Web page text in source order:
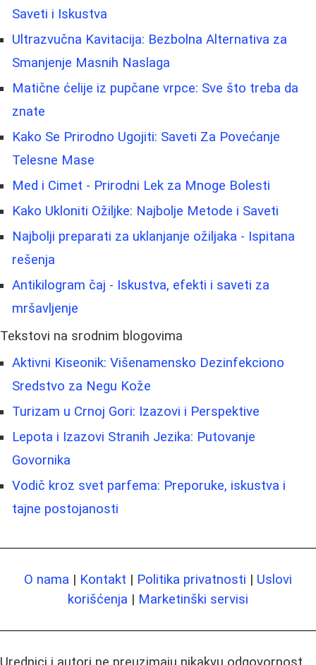
Saveti i Iskustva
Ultrazvučna Kavitacija: Bezbolna Alternativa za
Smanjenje Masnih Naslaga
Matične ćelije iz pupčane vrpce: Sve što treba da
znate
Kako Se Prirodno Ugojiti: Saveti Za Povećanje
Telesne Mase
Med i Cimet - Prirodni Lek za Mnoge Bolesti
Kako Ukloniti Ožiljke: Najbolje Metode i Saveti
Najbolji preparati za uklanjanje ožiljaka - Ispitana
rešenja
Antikilogram čaj - Iskustva, efekti i saveti za
mršavljenje
Tekstovi na srodnim blogovima
Aktivni Kiseonik: Višenamensko Dezinfekciono
Sredstvo za Negu Kože
Turizam u Crnoj Gori: Izazovi i Perspektive
Lepota i Izazovi Stranih Jezika: Putovanje
Govornika
Vodič kroz svet parfema: Preporuke, iskustva i
tajne postojanosti
O nama | Kontakt | Politika privatnosti | Uslovi
korišćenja | Marketinški servisi